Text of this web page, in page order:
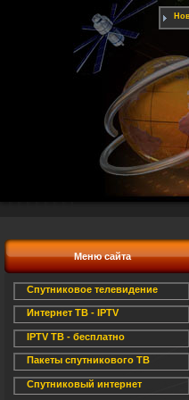
Меню сайта
Спутниковое телевидение
Интернет ТВ - IPTV
IPTV ТВ - бесплатно
Пакеты спутникового ТВ
Спутниковый интернет